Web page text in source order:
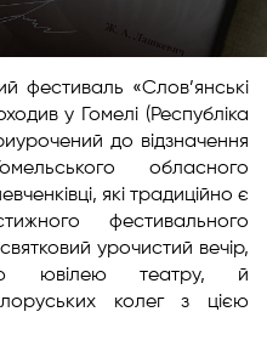
фестиваль «Слов’янські
у Гомелі (Республіка
до відзначення
обласного
які традиційно є
фестивального
урочистий вечір,
ювілею театру, й
колег з цією